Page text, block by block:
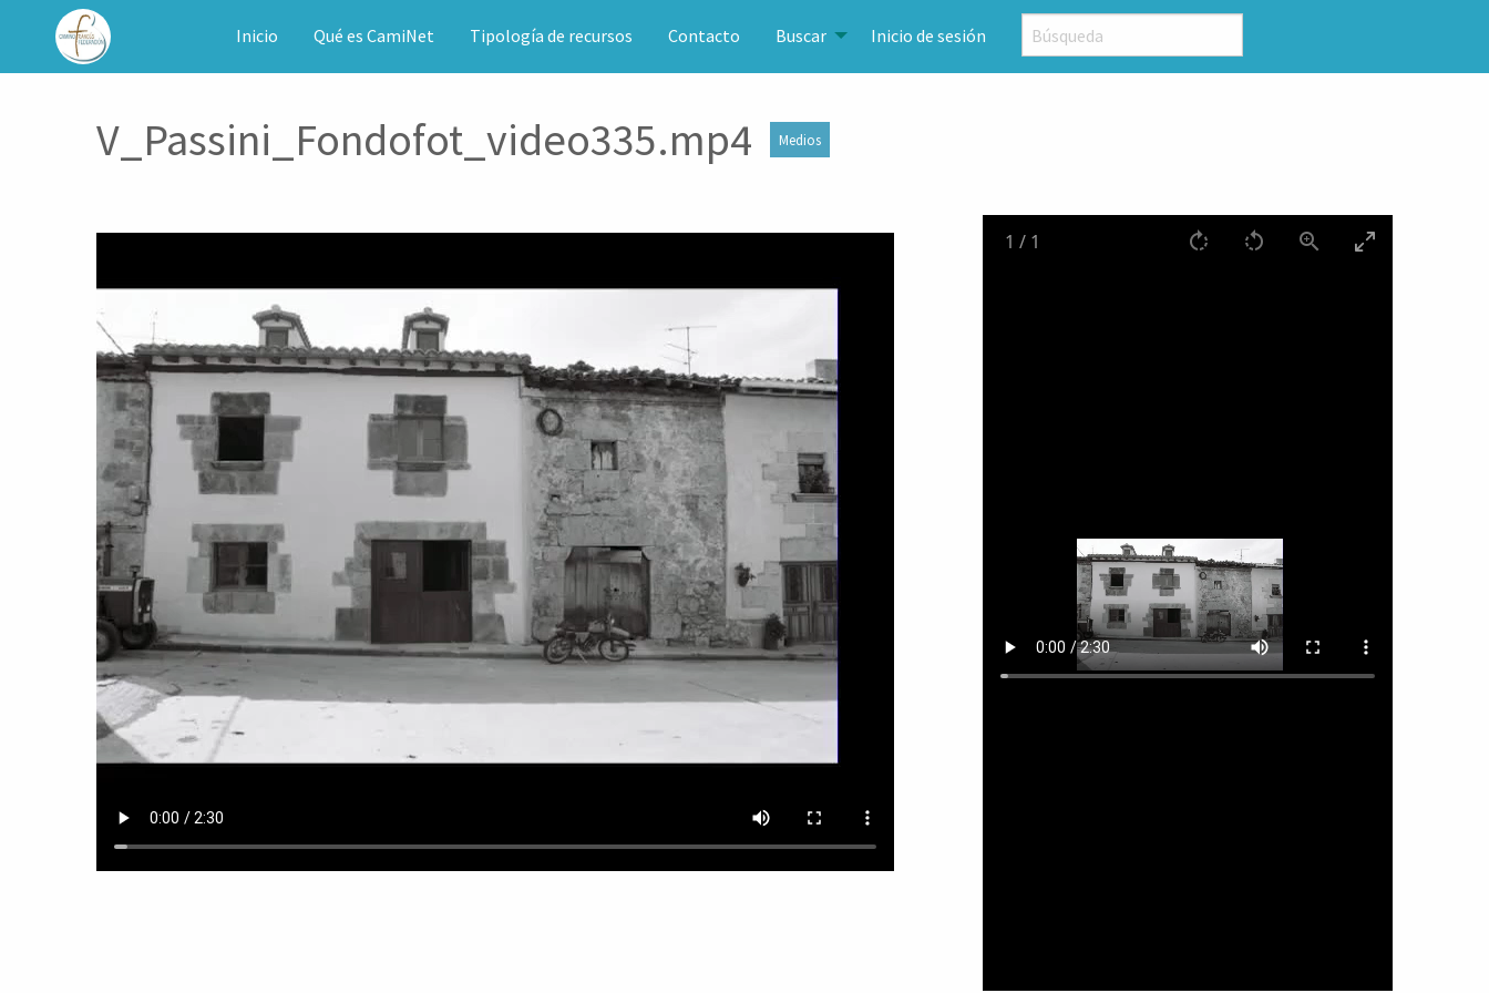
CAMINET Inicio Qué es CamiNet Tipología de recursos Contacto Buscar Inicio de sesión
V_Passini_Fondofot_video335.mp4 Medios
1 / 1